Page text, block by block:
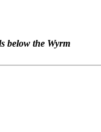
below the Wyrm